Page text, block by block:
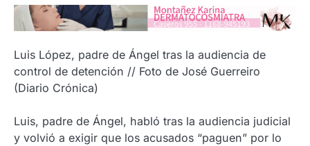
Luis López, padre de Ángel tras la audiencia de
control de detención // Foto de José Guerreiro
(Diario Crónica)
Luis, padre de Ángel, habló tras la audiencia judicial
y volvió a exigir que los acusados “paguen” por lo